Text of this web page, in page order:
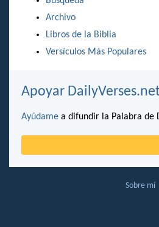
Archivo
Libros de la Biblia
Versículos Más Populares
Apoyar
Ayúdame a difundir la Palabra de
Sobre mí